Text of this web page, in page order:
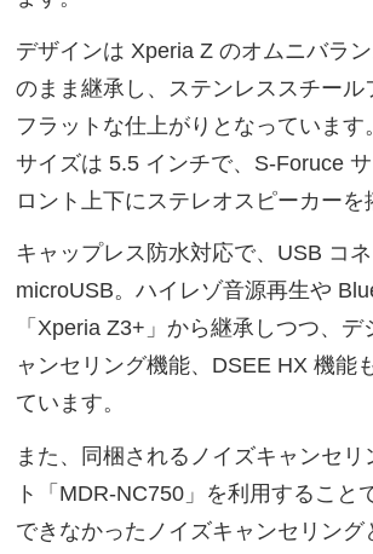
デザインは Xperia Z のオムニバラ
のまま継承し、ステンレススチール
フラットな仕上がりとなっています
サイズは 5.5 インチで、S-Foruce
ロント上下にステレオスピーカーを
キャップレス防水対応で、USB コ
microUSB。ハイレゾ音源再生や
「Xperia Z3+」から継承しつつ、デ
ャンセリング機能、DSEE HX 機能
ています。
また、同梱されるノイズキャンセリ
ト「MDR-NC750」を利用すること
できなかったノイズキャンセリング